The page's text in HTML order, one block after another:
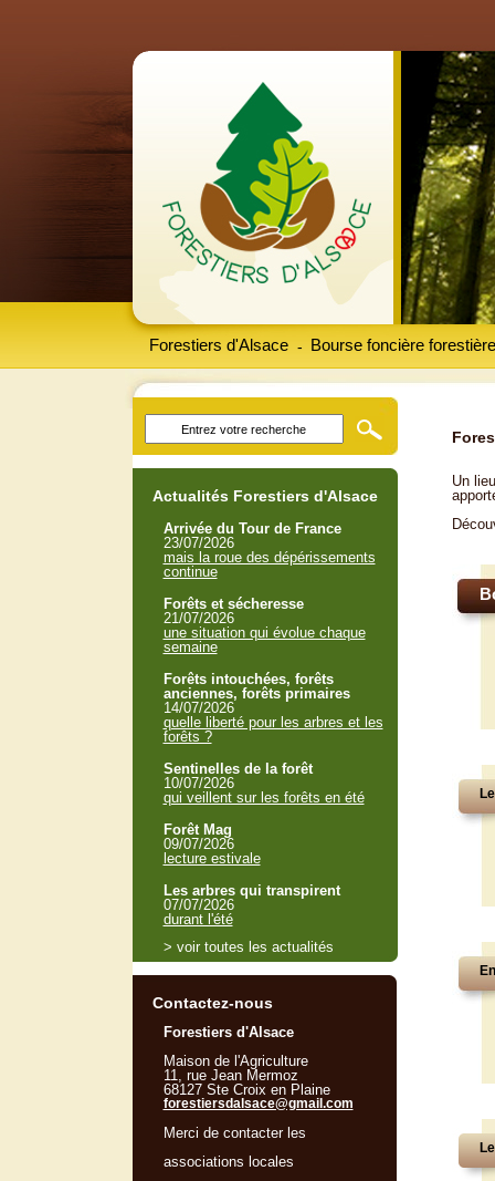
Forestiers d'Alsace Bourse foncière forestière
-
Un
Actualités Forestiers d'Alsace
Arrivée du Tour de France
23/07/2026
mais la roue des dépérissements
continue
Forêts et sécheresse
21/07/2026
une situation qui évolue chaque
semaine
Forêts intouchées, forêts
anciennes, forêts primaires
14/07/2026
quelle liberté pour les arbres et les
forêts ?
Sentinelles de la forêt
10/07/2026
qui veillent sur les forêts en été
Forêt Mag
09/07/2026
lecture estivale
Les arbres qui transpirent
07/07/2026
durant l'été
> voir toutes les actualités
Contactez-nous
Forestiers d'Alsace
Maison de l'Agriculture
11, rue Jean Mermoz
68127 Ste Croix en Plaine
forestiersdalsace@gmail.com
Merci de contacter les
associations locales